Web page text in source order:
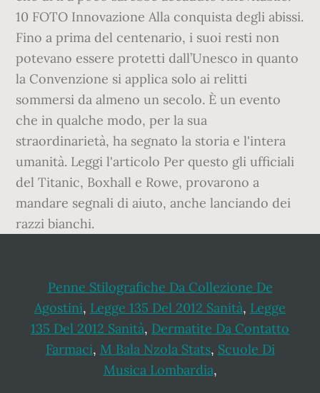
Penne Stilografiche Da Collezione De
Agostini, Legge 135 Del 2012 Sanità, Legge
135 Del 2012 Sanità, Dermatite Da Contatto
Farmaci, M Bala Nzola Stats, Scuole Di
Musica Lombardia,